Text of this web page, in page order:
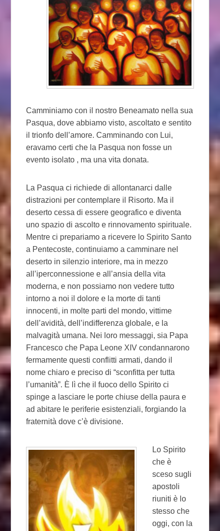
Camminiamo con il nostro Beneamato nella sua
Pasqua, dove abbiamo visto, ascoltato e sentito
il trionfo dell’amore. Camminando con Lui,
eravamo certi che la Pasqua non fosse un
evento isolato , ma una vita donata.
La Pasqua ci richiede di allontanarci dalle
distrazioni per contemplare il Risorto. Ma il
deserto cessa di essere geografico e diventa
uno spazio di ascolto e rinnovamento spirituale.
Mentre ci prepariamo a ricevere lo Spirito Santo
a Pentecoste, continuiamo a camminare nel
deserto in silenzio interiore, ma in mezzo
all’iperconnessione e all’ansia della vita
moderna, e non possiamo non vedere tutto
intorno a noi il dolore e la morte di tanti
innocenti, in molte parti del mondo, vittime
dell’avidità, dell’indifferenza globale, e la
malvagità umana. Nei loro messaggi, sia Papa
Francesco che Papa Leone XIV condannarono
fermamente questi conflitti armati, dando il
nome chiaro e preciso di “sconfitta per tutta
l’umanità”. È lì che il fuoco dello Spirito ci
spinge a lasciare le porte chiuse della paura e
ad abitare le periferie esistenziali, forgiando la
fraternità dove c’è divisione.
Lo Spirito
che è
sceso sugli
apostoli
riuniti è lo
stesso che
oggi, con la